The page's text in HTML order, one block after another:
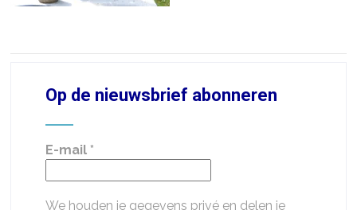
Op de nieuwsbrief abonneren
E-mail *
We houden je gegevens privé en delen je